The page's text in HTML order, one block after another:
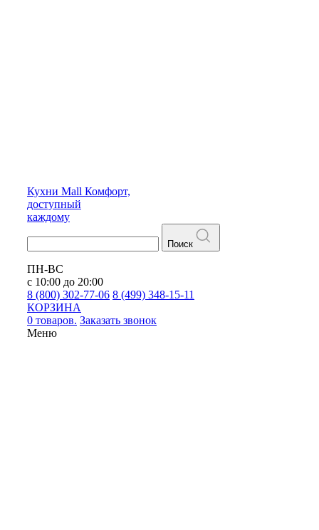
Кухни Mall Комфорт,
доступный
каждому
Поиск
ПН-ВС
с 10:00 до 20:00
8 (800) 302-77-06 8 (499) 348-15-11
КОРЗИНА
0 товаров. Заказать звонок
Меню